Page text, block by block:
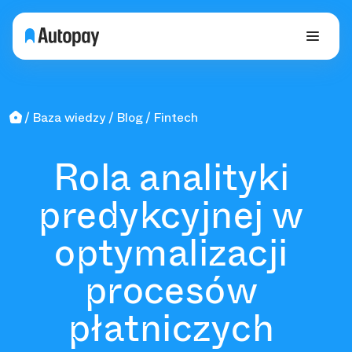
Baza wiedzy Blog Fintech
Rola analityki
predykcyjnej w
optymalizacji
procesów
płatniczych